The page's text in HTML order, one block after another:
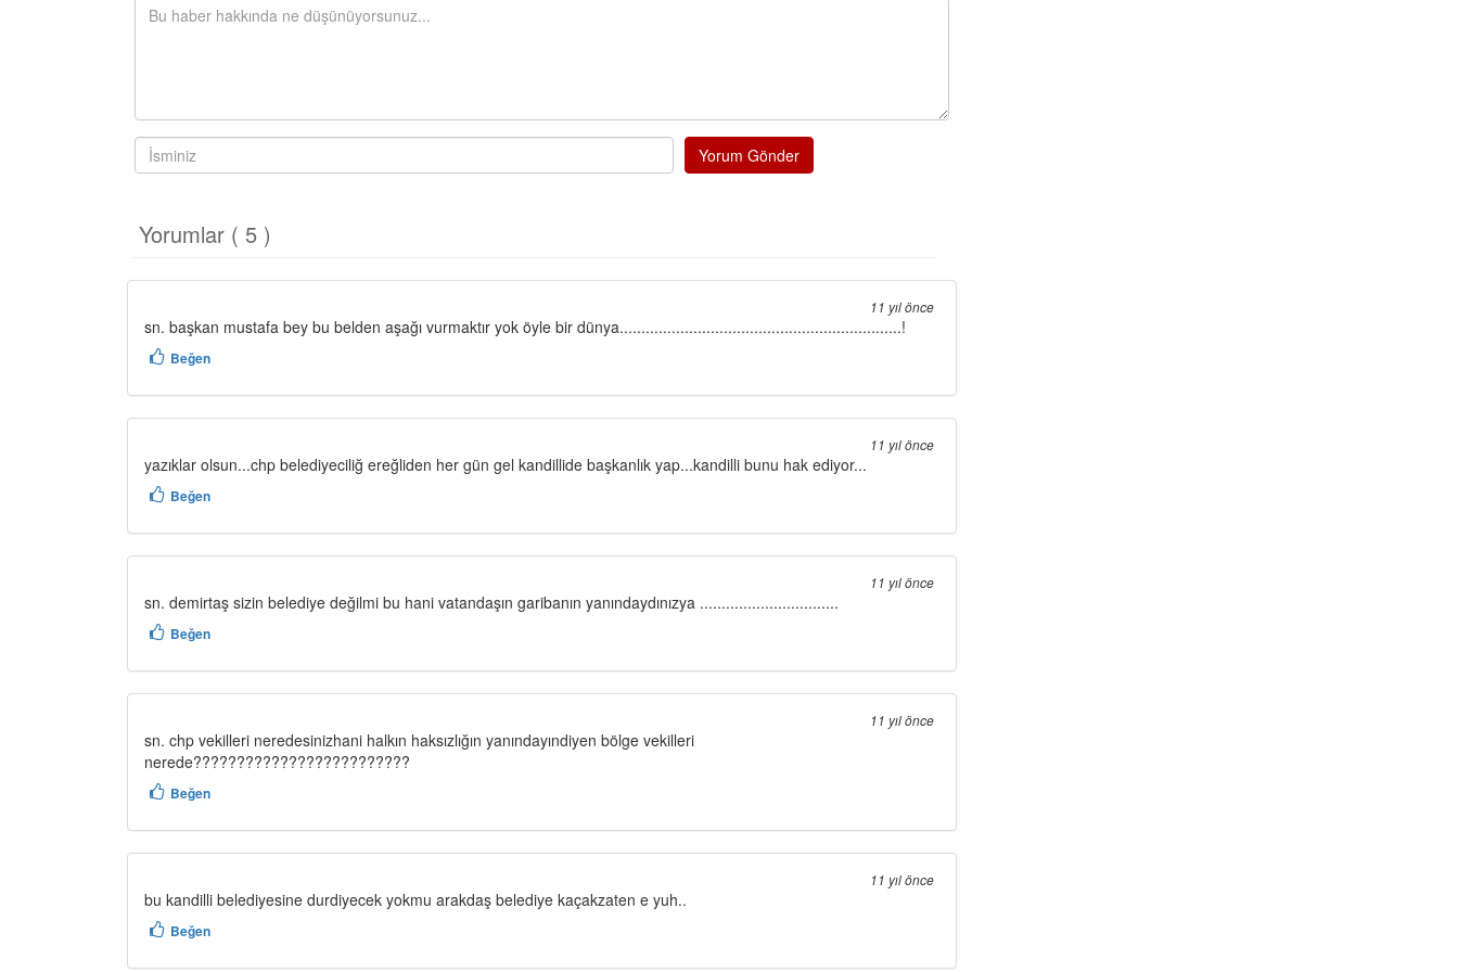
Yorum Gönder
Yorumlar ( 5 )
11 yıl önce
sn. başkan mustafa bey bu belden aşağı vurmaktır yok öyle bir dünya.................................................................!
Beğen
11 yıl önce
yazıklar olsun...chp belediyeciliğ ereğliden her gün gel kandillide başkanlık yap...kandilli bunu hak ediyor...
Beğen
11 yıl önce
sn. demirtaş sizin belediye değilmi bu hani vatandaşın garibanın yanındaydınızya ................................
Beğen
11 yıl önce
sn. chp vekilleri neredesinizhani halkın haksızlığın yanındayındiyen bölge vekilleri
nerede?????????????????????????
Beğen
11 yıl önce
bu kandilli belediyesine durdiyecek yokmu arakdaş belediye kaçakzaten e yuh..
Beğen